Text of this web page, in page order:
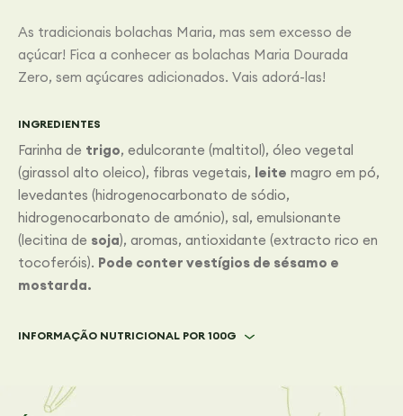
As tradicionais bolachas Maria, mas sem excesso de
açúcar! Fica a conhecer as bolachas Maria Dourada
Zero, sem açúcares adicionados. Vais adorá-las!
INGREDIENTES
Farinha de trigo, edulcorante (maltitol), óleo vegetal
(girassol alto oleico), fibras vegetais, leite magro em pó,
levedantes (hidrogenocarbonato de sódio,
hidrogenocarbonato de amónio), sal, emulsionante
(lecitina de soja), aromas, antioxidante (extracto rico en
tocoferóis). Pode conter vestígios de sésamo e
mostarda.
INFORMAÇÃO NUTRICIONAL POR 100G